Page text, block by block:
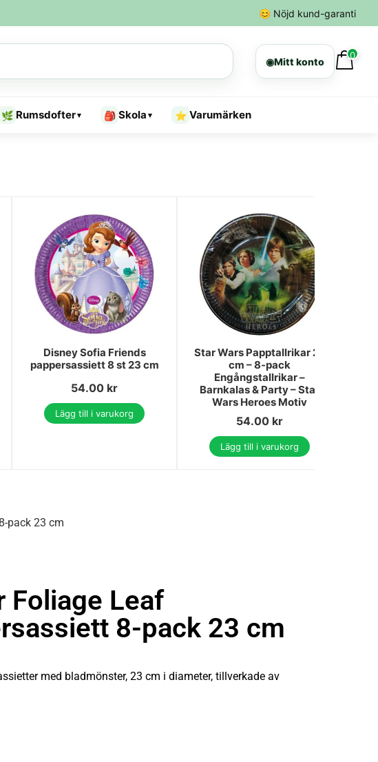
😊 Nöjd kund-garanti
◉Mitt konto
0
🌿 Rumsdofter▾ 🎒 Skola ▾ ⭐ Varumärken
Disney Sofia Friends
pappersassiett 8 st 23 cm
54.00 kr
Lägg till i varukorg
Star Wars Papptallrikar 23
cm – 8-pack
Engångstallrikar –
Barnkalas & Party – Star
Wars Heroes Motiv
54.00 kr
Lägg till i varukorg
pack 23 cm
Foliage Leaf
8-pack 23 cm
med bladmönster, 23 cm i diameter, tillverkade av